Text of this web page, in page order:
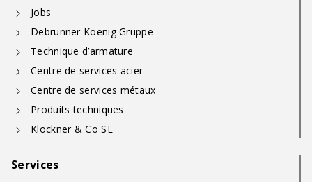
Jobs
Debrunner Koenig Gruppe
Technique d’armature
Centre de services acier
Centre de services métaux
Produits techniques
Klöckner & Co SE
Services